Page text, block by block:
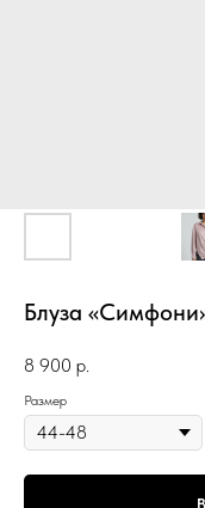
Блуза
8 900 р.
Размер